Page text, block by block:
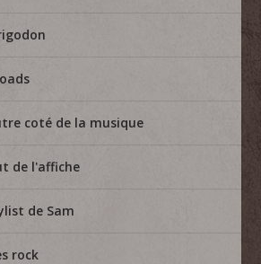
coté de la musique
de l'affiche
de Sam
rock